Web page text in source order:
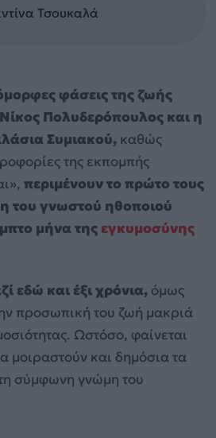
Τσουκαλά
φάσεις της ζωής
Πολυδερόπουλος και η
Συμιακού, καθώς
της εκπομπής
περιμένουν το πρώτο τους
του γνωστού ηθοποιού
μήνα της εγκυμοσύνης
εδώ και έξι χρόνια, όμως
προσωπική του ζωή μακριά
Ωστόσο, φαίνεται
μοιραστούν και δημόσια τα
σύμφωνη γνώμη του